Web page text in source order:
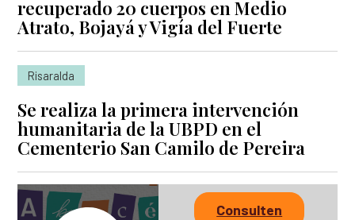
recuperado 20 cuerpos en Medio
Atrato, Bojayá y Vigía del Fuerte
Risaralda
Se realiza la primera intervención
humanitaria de la UBPD en el
Cementerio San Camilo de Pereira
Consulten